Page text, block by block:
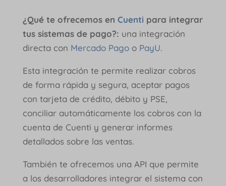
¿Qué te ofrecemos en Cuenti para integrar
tus sistemas de pago?: una integración
directa con Mercado Pagoo PayU.
Esta integración te permite realizar cobros
de forma rápida y segura, aceptar pagos
con tarjeta de crédito, débito y PSE,
conciliar automáticamente los cobros con la
cuenta de Cuenti y generar informes
detallados sobre las ventas.
También te ofrecemos una API que permite
a los desarrolladores integrar el sistema con